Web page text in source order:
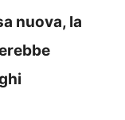
nuova, la